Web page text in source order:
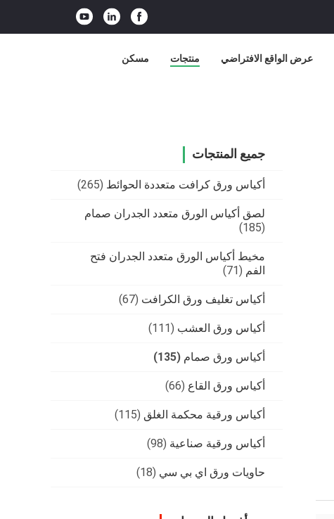
مسكن منتجات عرض الواقع الافتراضي
جميع المنتجات
أكياس ورق كرافت متعددة الحوائط (265)
لصق أكياس الورق متعدد الجدران صمام
(185)
مخيط أكياس الورق متعدد الجدران فتح
الفم (71)
أكياس تغليف ورق الكرافت (67)
أكياس ورق العشب (111)
أكياس ورق صمام (135)
أكياس ورق القاع (66)
أكياس ورقية محكمة الغلق (115)
أكياس ورقية صناعية (98)
حاويات ورق اي بي سي (18)